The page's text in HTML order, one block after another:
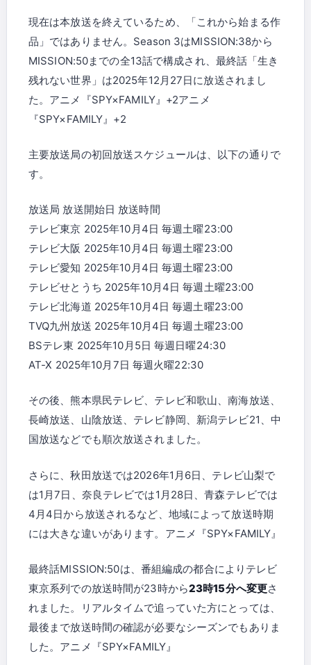
現在は本放送を終えているため、「これから始まる作
品」ではありません。Season 3はMISSION:38から
MISSION:50までの全13話で構成され、最終話「生き
残れない世界」は2025年12月27日に放送されまし
た。アニメ『SPY×FAMILY』+2アニメ
『SPY×FAMILY』+2
主要放送局の初回放送スケジュールは、以下の通りで
す。
放送局 放送開始日 放送時間
テレビ東京 2025年10月4日 毎週土曜23:00
テレビ大阪 2025年10月4日 毎週土曜23:00
テレビ愛知 2025年10月4日 毎週土曜23:00
テレビせとうち 2025年10月4日 毎週土曜23:00
テレビ北海道 2025年10月4日 毎週土曜23:00
TVQ九州放送 2025年10月4日 毎週土曜23:00
BSテレ東 2025年10月5日 毎週日曜24:30
AT-X 2025年10月7日 毎週火曜22:30
その後、熊本県民テレビ、テレビ和歌山、南海放送、
長崎放送、山陰放送、テレビ静岡、新潟テレビ21、中
国放送などでも順次放送されました。
さらに、秋田放送では2026年1月6日、テレビ山梨で
は1月7日、奈良テレビでは1月28日、青森テレビでは
4月4日から放送されるなど、地域によって放送時期
には大きな違いがあります。アニメ『SPY×FAMILY』
最終話MISSION:50は、番組編成の都合によりテレビ
東京系列での放送時間が23時から23時15分へ変更さ
れました。リアルタイムで追っていた方にとっては、
最後まで放送時間の確認が必要なシーズンでもありま
した。アニメ『SPY×FAMILY』